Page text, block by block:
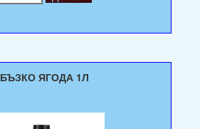
БЪЗКО ЯГОДА 1Л